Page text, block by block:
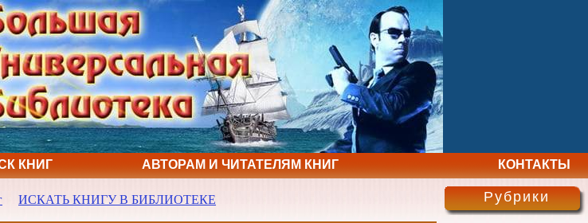
КНИГ АВТОРАМ И ЧИТАТЕЛЯМ КНИГ КОНТАКТЫ
ИСКАТЬ КНИГУ В БИБЛИОТЕКЕ Рубрики